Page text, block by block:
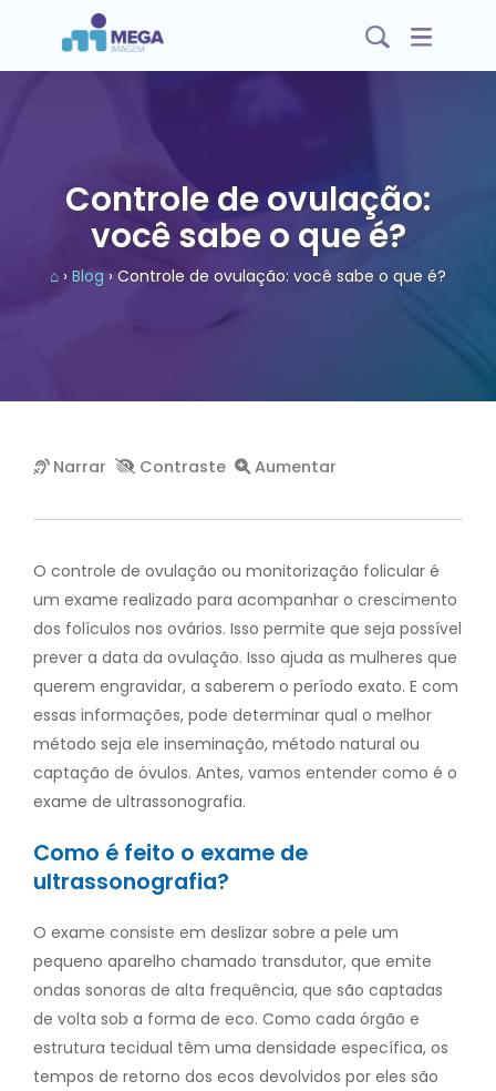
Controle de ovulação:
você sabe o que é?
⌂ › Blog › Controle de ovulação: você sabe o que é?
O controle de ovulação ou monitorização folicular é
um exame realizado para acompanhar o crescimento
dos folículos nos ovários. Isso permite que seja possível
prever a data da ovulação. Isso ajuda as mulheres que
querem engravidar, a saberem o período exato. E com
essas informações, pode determinar qual o melhor
método seja ele inseminação, método natural ou
captação de óvulos. Antes, vamos entender como é o
exame de ultrassonografia.
Como é feito o exame de
ultrassonografia?
O exame consiste em deslizar sobre a pele um
pequeno aparelho chamado transdutor, que emite
ondas sonoras de alta frequência, que são captadas
de volta sob a forma de eco. Como cada órgão e
estrutura tecidual têm uma densidade específica, os
tempos de retorno dos ecos devolvidos por eles são